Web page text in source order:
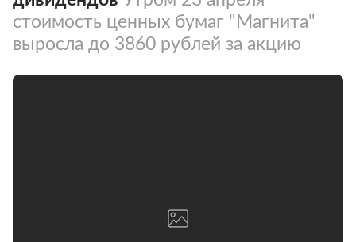
стоимость ценных бумаг "Магнита"
выросла до 3860 рублей за акцию